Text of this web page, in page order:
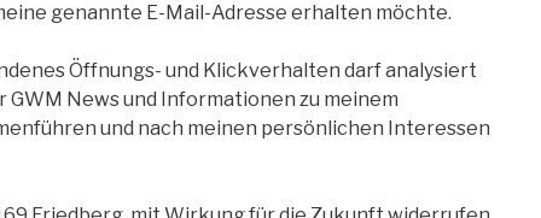
genannte E-Mail-Adresse erhalten möchte.
Öffnungs- und Klickverhalten darf analysiert
News und Informationen zu meinem
und nach meinen persönlichen Interessen